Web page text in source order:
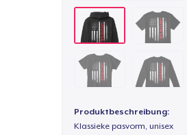
For any queries- contact at
Produktbeschreibung:
Klassieke pasvorm, unisex